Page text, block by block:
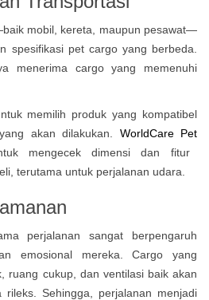
mobil, kereta, maupun pesawat—
spesifikasi pet cargo yang berbeda.
menerima cargo yang memenuhi
memilih produk yang kompatibel
akan dilakukan.
WorldCare Pet
mengecek dimensi dan fitur
terutama untuk perjalanan udara.
perjalanan sangat berpengaruh
emosional mereka. Cargo yang
ruang cukup, dan ventilasi baik akan
rileks. Sehingga, perjalanan menjadi